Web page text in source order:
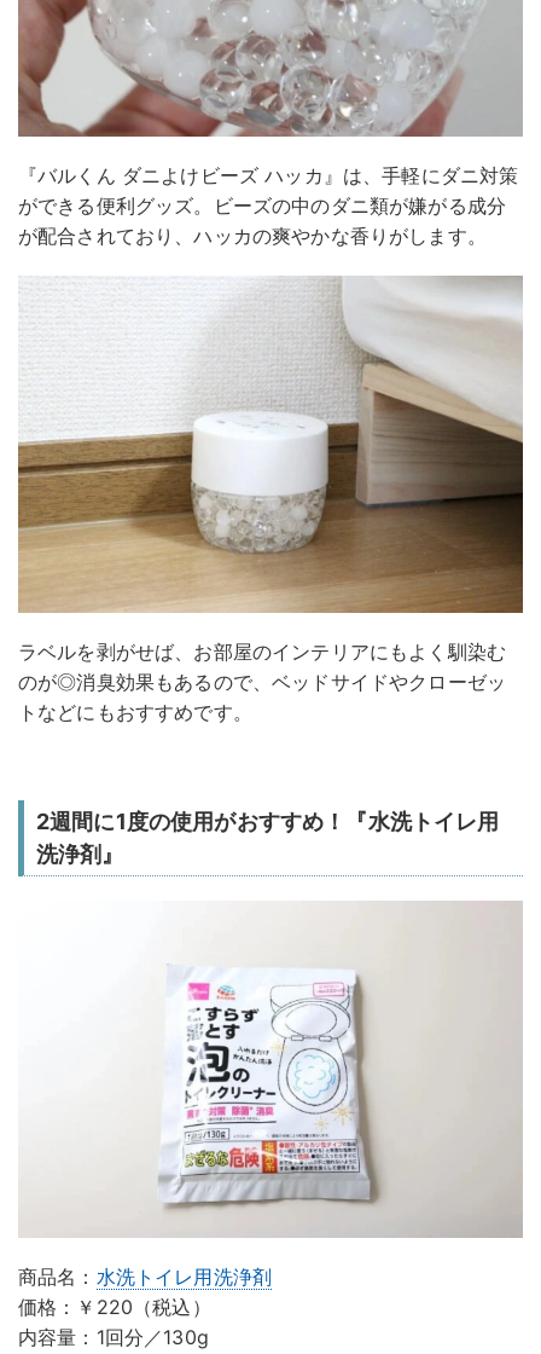
『バルくん ダニよけビーズ ハッカ』は、手軽にダニ対策
ができる便利グッズ。ビーズの中のダニ類が嫌がる成分
が配合されており、ハッカの爽やかな香りがします。
ラベルを剥がせば、お部屋のインテリアにもよく馴染む
のが◎消臭効果もあるので、ベッドサイドやクローゼッ
トなどにもおすすめです。
2週間に1度の使用がおすすめ！『水洗トイレ用
洗浄剤』
商品名： 水洗トイレ用洗浄剤
価格：￥220（税込）
内容量：1回分／130g